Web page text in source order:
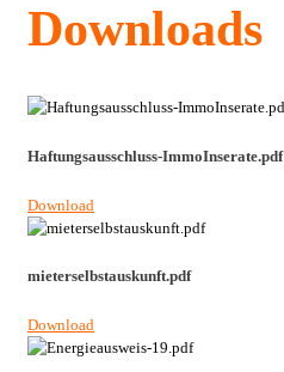
Downloads
Haftungsausschluss-ImmoInserate.pdf
Download
mieterselbstauskunft.pdf
Download